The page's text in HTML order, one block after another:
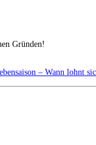
Gründen!
– Wann lohnt